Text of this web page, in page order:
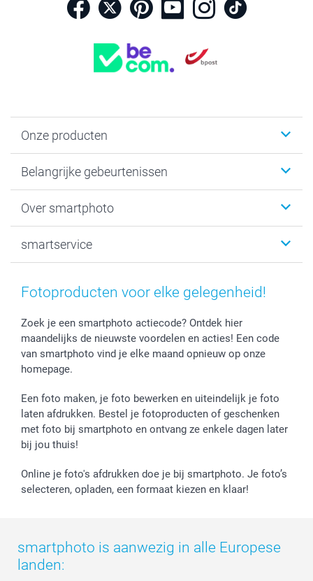
Onze producten
Fotogeschenken
Fotoprints, Fotoposter & Fotoalbum met fotoprints
MyNameBook
Stickers en Etiketten
Fotokalenders & Fotoagenda's
Belangrijke gebeurtenissen
Baby
Communie- en Lentefeest
Geschenken voor hem
Moederdag
Vaderdag
Verjaardag
Geboorte
Over smartphoto
Duurzaamheid
Voorwaarden
Klachtenregeling
Wettelijke garantie
Privacybeleid
Cookiebeleid
Prijslijst
Jobs & Stages
Investor Relations
smartservice
smartgarantie
Betalingsmogelijkheden
Grote bestellingen
Levering
Mijn orderstatus
smartfriends
Fotoproducten voor elke gelegenheid!
Zoek je een smartphoto actiecode? Ontdek hier
maandelijks de nieuwste voordelen en acties! Een code
van smartphoto vind je elke maand opnieuw op onze
homepage.
Een foto maken, je foto bewerken en uiteindelijk je foto
laten afdrukken. Bestel je fotoproducten of geschenken
met foto bij smartphoto en ontvang ze enkele dagen later
bij jou thuis!
Online je foto's afdrukken doe je bij smartphoto. Je foto’s
selecteren, opladen, een formaat kiezen en klaar!
smartphoto is aanwezig in alle Europese
landen: